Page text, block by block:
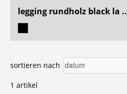
legging rundholz black la ..
sortieren nach
1 artikel